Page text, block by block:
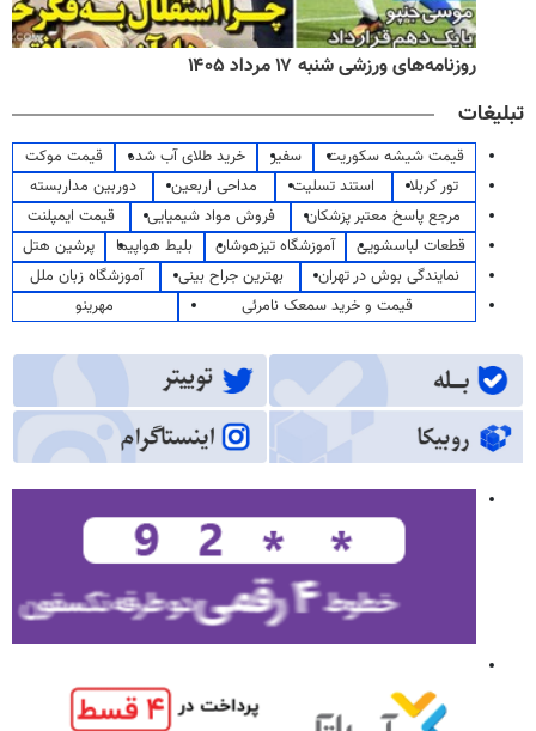
روزنامه‌های ورزشی شنبه ۱۷ مرداد ۱۴۰۵
تبلیغات
قیمت شیشه سکوریت سفیر خرید طلای آب شده
قیمت موکت
تور کربلا
استند تسلیت مداحی اربعین
دوربین مداربسته
مرجع پاسخ معتبر پزشکان
فروش مواد شیمیایی
قیمت ایمپلنت
قطعات لباسشویی
آموزشگاه تیزهوشان بلیط هواپیما
پرشین هتل
نمایندگی بوش در تهران
بهترین جراح بینی
آموزشگاه زبان ملل
قیمت و خرید سمعک نامرئی
مهرینو